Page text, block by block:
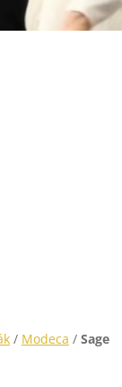
/ Modeca / Sage